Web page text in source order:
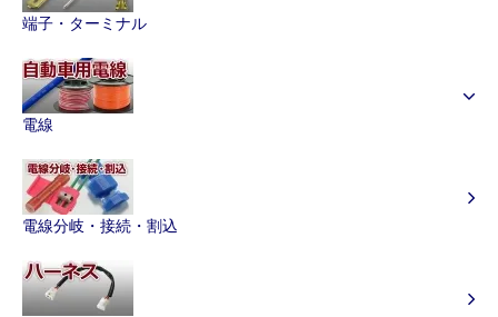
端子・ターミナル
電線
電線分岐・接続・割込